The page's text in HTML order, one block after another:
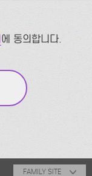
에 동의합니다.
FAMILY SITE